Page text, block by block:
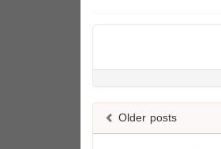
Older posts